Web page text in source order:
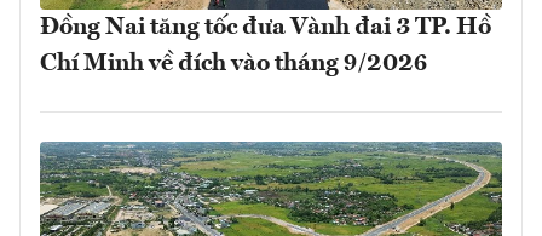
Đồng Nai tăng tốc đưa Vành đai 3 TP. Hồ
Chí Minh về đích vào tháng 9/2026